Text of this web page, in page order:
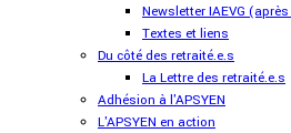
Newsletter IAEVG
Textes et liens
Du côté des retraité.e.s
La Lettre des retraité.e.s
Adhésion à l'APSYEN
L'APSYEN en action